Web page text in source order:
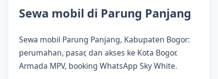
Sewa mobil di Parung Panjang
Sewa mobil Parung Panjang, Kabupaten Bogor:
perumahan, pasar, dan akses ke Kota Bogor.
Armada MPV, booking WhatsApp Sky White.